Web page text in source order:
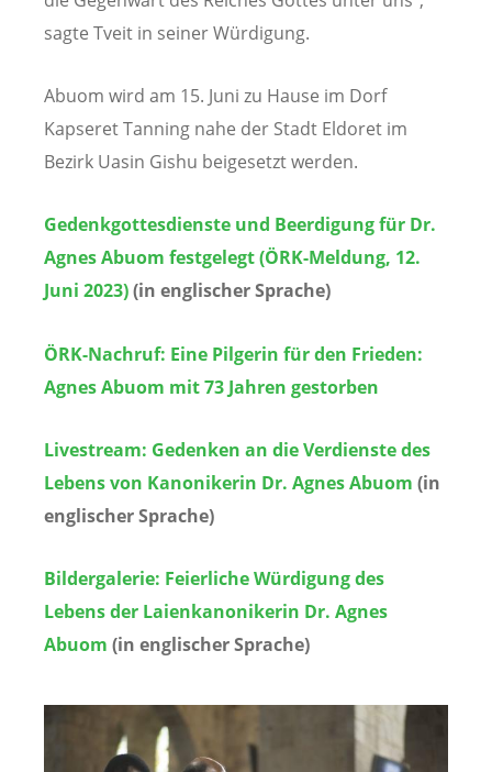
sagte Tveit in seiner Würdigung.
Abuom wird am 15. Juni zu Hause im Dorf
Kapseret Tanning nahe der Stadt Eldoret im
Bezirk Uasin Gishu beigesetzt werden.
Gedenkgottesdienste und Beerdigung für Dr.
Agnes Abuom festgelegt (ÖRK-Meldung, 12.
Juni 2023)(in englischer Sprache)
ÖRK-Nachruf: Eine Pilgerin für den Frieden:
Agnes Abuom mit 73 Jahren gestorben
Livestream: Gedenken an die Verdienste des
Lebens von Kanonikerin Dr. Agnes Abuom (in
englischer Sprache)
Bildergalerie: Feierliche Würdigung des
Lebens der Laienkanonikerin Dr. Agnes
Abuom (in englischer Sprache)